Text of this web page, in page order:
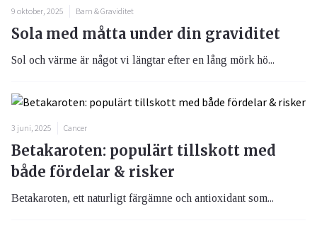
9 oktober, 2025 Barn & Graviditet
Sola med måtta under din graviditet
Sol och värme är något vi längtar efter en lång mörk hö...
3 juni, 2025 Cancer
Betakaroten: populärt tillskott med
både fördelar & risker
Betakaroten, ett naturligt färgämne och antioxidant som...